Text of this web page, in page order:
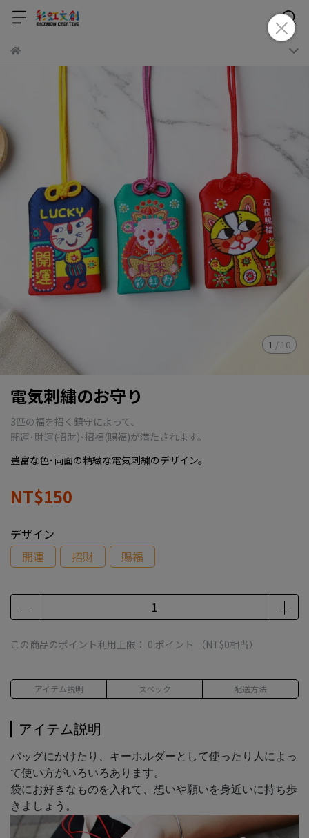
1 / 10
電気刺繍のお守り
3匹の福を招く鎮守によって、
開運･財運(招財)･招福(賜福)が満たされます。
豊富な色･両面の精緻な電気刺繍のデザイン。
NT$150
デザイン
開運
招財 賜福
この商品のポイント利用上限： 0 ポイント （NT$0相当）
アイテム説明 スペック 配送方法
アイテム説明
バッグにかけたり、キーホルダーとして使ったり人によっ
て使い方がいろいろあります。
袋にお好きなものを入れて、想いや願いを身近いに持ち歩
きましょう。